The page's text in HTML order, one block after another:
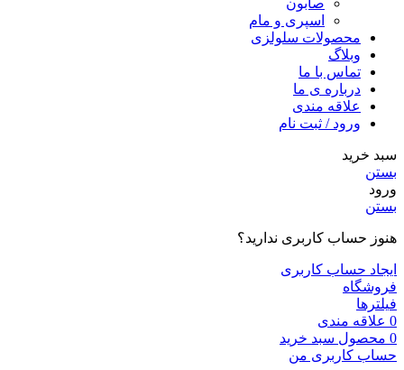
اسپری و مام
محصولات سلولزی
وبلاگ
تماس با ما
درباره ی ما
علاقه مندی
ورود / ثبت نام
سبد خرید
بستن
ورود
بستن
هنوز حساب کاربری ندارید؟
ایجاد حساب کاربری
فروشگاه
فیلترها
0 علاقه مندی
0 محصول سبد خرید
حساب کاربری من